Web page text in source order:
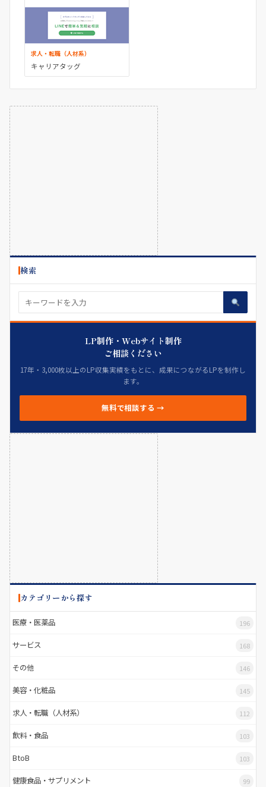
求人・転職（人材系）
キャリアタッグ
検索
LP制作・Webサイト制作
ご相談ください
17年・3,000枚以上のLP収集実績をもとに、成果につながるLPを制作し
ます。
無料で相談する →
カテゴリーから探す
医療・医薬品 196
サービス 168
その他 146
美容・化粧品 145
求人・転職（人材系） 112
飲料・食品 103
BtoB 103
健康食品・サプリメント 99